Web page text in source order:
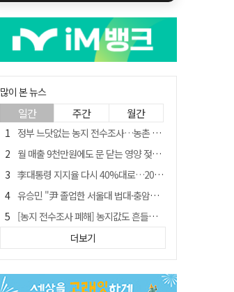
많이 본 뉴스
일간 주간 월간
정부 느닷없는 농지 전수조사…농촌 들쑤시는 '경자유전'의 칼날
월 매출 9천만원에도 문 닫는 영양 젖소농장… "일할 사람이 없어"
李대통령 지지율 다시 40%대로…20대는 18.8%p 급락
유승민 "尹 졸업한 서울대 법대·충암고도 없애야"…李 육사 통합 직격
[농지 전수조사 폐해] 농지값도 흔들리나…"도지 막히면 헐값 매물 나올 수도"
지역활성화 펀드 9호…포항 AI 데이터센터에 6천억 투입
경북 영천시, 9월부터 11월까지 반값 여행 혜택 제공
더보기